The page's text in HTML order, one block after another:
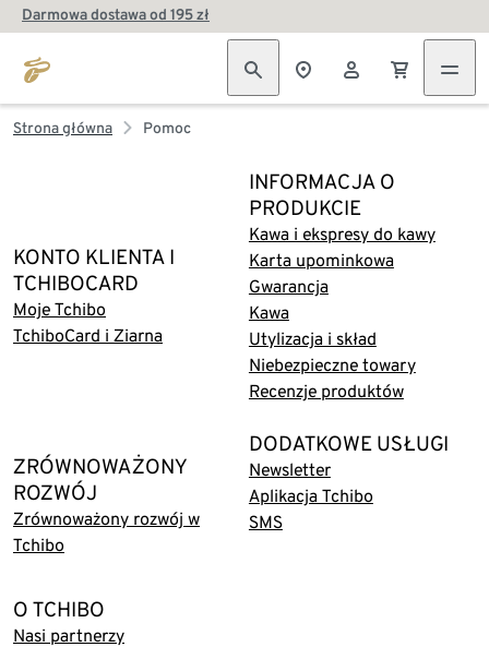
Darmowa dostawa od 195 zł
Strona główna Pomoc
KONTO KLIENTA I
TCHIBOCARD
Moje Tchibo
TchiboCard i Ziarna
INFORMACJA O
PRODUKCIE
Kawa i ekspresy do kawy
Karta upominkowa
Gwarancja
Kawa
Utylizacja i skład
Niebezpieczne towary
Recenzje produktów
ZRÓWNOWAŻONY
ROZWÓJ
Zrównoważony rozwój w
Tchibo
DODATKOWE USŁUGI
Newsletter
Aplikacja Tchibo
SMS
O TCHIBO
Nasi partnerzy